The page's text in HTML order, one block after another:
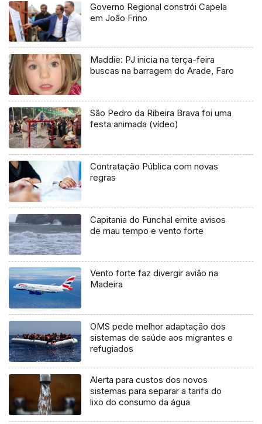
Governo Regional constrói Capela
em João Frino
Maddie: PJ inicia na terça-feira
buscas na barragem do Arade, Faro
São Pedro da Ribeira Brava foi uma
festa animada (vídeo)
Contratação Pública com novas
regras
Capitania do Funchal emite avisos
de mau tempo e vento forte
Vento forte faz divergir avião na
Madeira
OMS pede melhor adaptação dos
sistemas de saúde aos migrantes e
refugiados
Alerta para custos dos novos
sistemas para separar a tarifa do
lixo do consumo da água